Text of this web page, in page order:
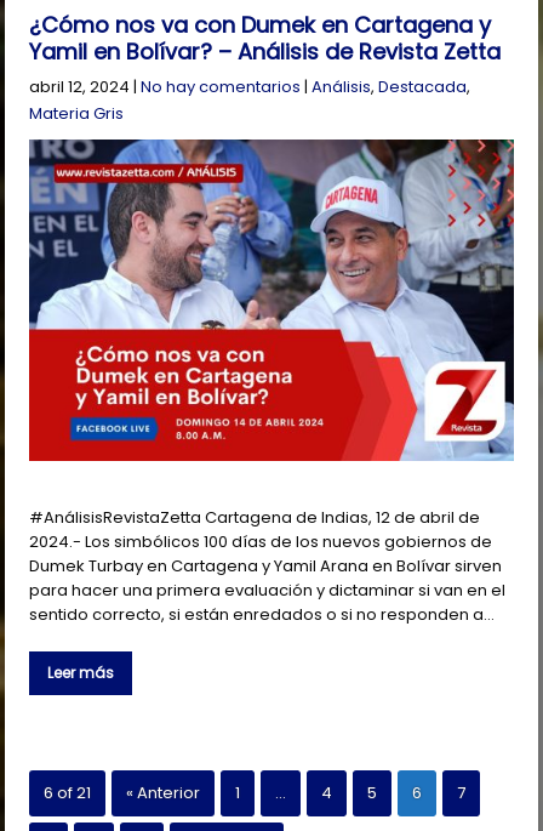
¿Cómo nos va con Dumek en Cartagena y
Yamil en Bolívar? – Análisis de Revista Zetta
abril 12, 2024 |No hay comentarios |Análisis,Destacada,
Materia Gris
#AnálisisRevistaZetta Cartagena de Indias, 12 de abril de
2024.- Los simbólicos 100 días de los nuevos gobiernos de
Dumek Turbay en Cartagena y Yamil Arana en Bolívar sirven
para hacer una primera evaluación y dictaminar si van en el
sentido correcto, si están enredados o si no responden a…
Leer más
6 of 21 « Anterior 1 … 4 5 6 7